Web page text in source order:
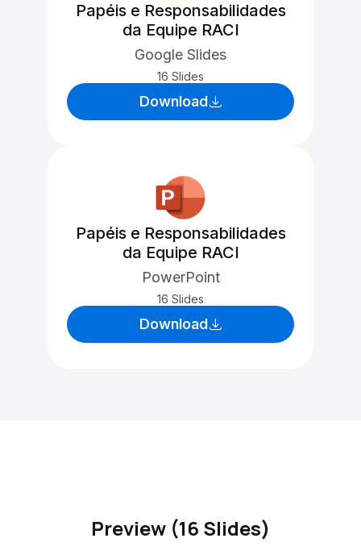
Papéis e Responsabilidades
da Equipe RACI
Google Slides
16 Slides
Download
Papéis e Responsabilidades
da Equipe RACI
PowerPoint
16 Slides
Download
Preview (16 Slides)